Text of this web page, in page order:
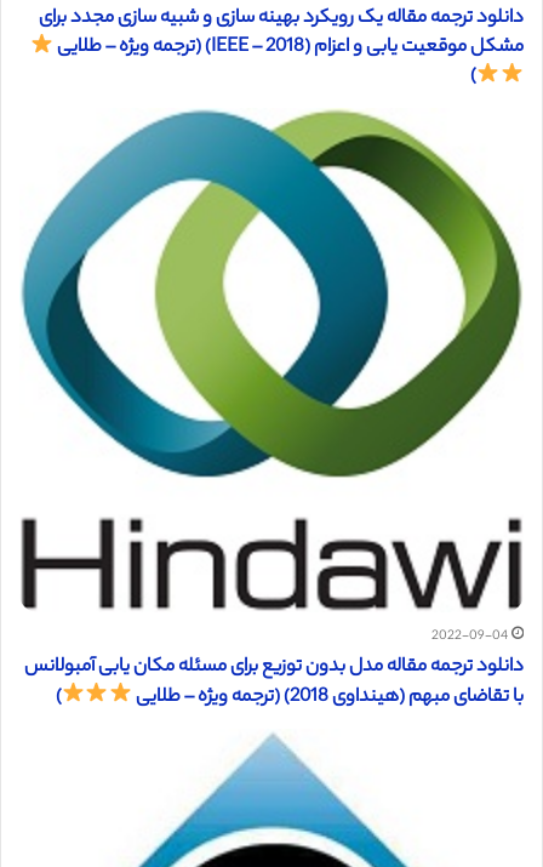
دانلود ترجمه مقاله یک رویکرد بهینه سازی و شبیه سازی مجدد برای
مشکل موقعیت یابی و اعزام (IEEE – 2018) (ترجمه ویژه – طلایی
)
2022-09-04
دانلود ترجمه مقاله مدل بدون توزیع برای مسئله مکان یابی آمبولانس
با تقاضای مبهم (هینداوی 2018) (ترجمه ویژه – طلایی
)